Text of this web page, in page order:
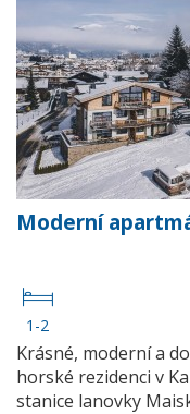
Moderní
1-2
Krásné, moderní a
horské rezidenci v
stanice lanovky